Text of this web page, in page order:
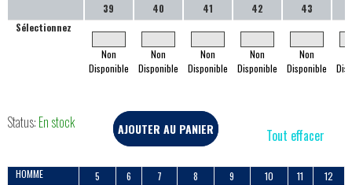
39 40 41 42 43
Sélectionnez
Non
Disponible
Non
Disponible
Non
Disponible
Non
Disponible
Non
Disponible
Status: En stock AJOUTER AU PANIER Tout effacer
HOMME 5 6 7 8 9 10 11
12